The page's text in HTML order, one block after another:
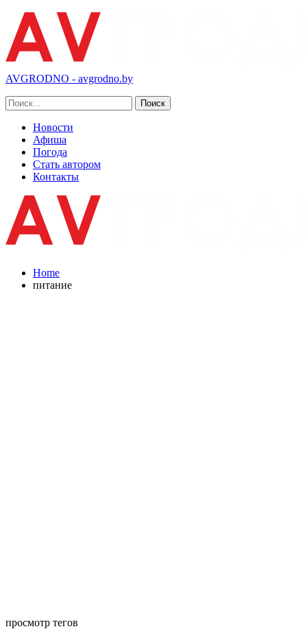
AVGRODNO - avgrodno.by
Новости
Афиша
Погода
Стать автором
Контакты
Home
питание
просмотр тегов